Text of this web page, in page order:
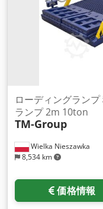
Wielka Nieszawka
8,534 km
ローディングラン
ランプ 2m 10ton
TM-Group
価格情報